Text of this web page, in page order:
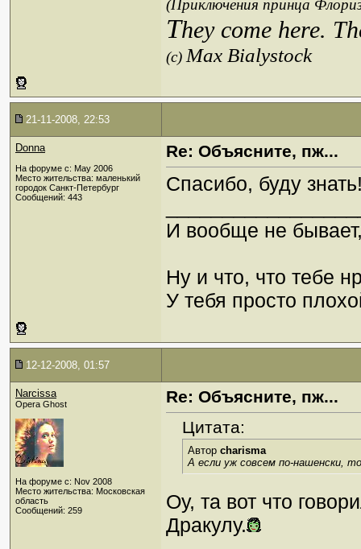
(Приключения принца
They come here.
(c)Max Bialystock
21-11-2008, 22:53
Donna
На форуме с: May 2006
Место жительства: маленький
городок Санкт-Петербург
Сообщений: 443
Re: Объясните, пж...
Спасибо, буду
И вообще не
Ну и что, что тебе
У тебя просто
12-12-2008, 01:57
Narcissa
Opera Ghost
На форуме с: Nov 2008
Место жительства: Московская
область
Сообщений: 259
Re: Объясните, пж...
Цитата:
Автор charisma
А если уж совсем по-нашенски,
Оу, та вот что
Дракулу.